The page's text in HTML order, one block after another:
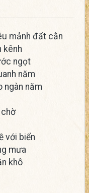
mảnh đất cằn
kênh
ngọt
năm
ngàn năm
chờ
với biển
mưa
khô